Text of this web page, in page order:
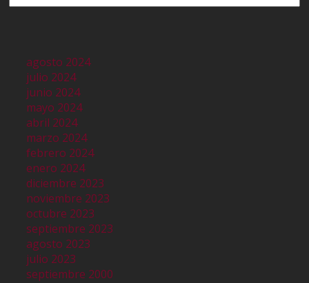
agosto 2024
julio 2024
junio 2024
mayo 2024
abril 2024
marzo 2024
febrero 2024
enero 2024
diciembre 2023
noviembre 2023
octubre 2023
septiembre 2023
agosto 2023
julio 2023
septiembre 2000